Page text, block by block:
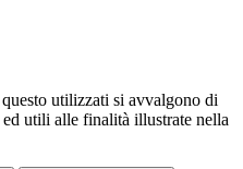
utilizzati si avvalgono di
utili alle finalità illustrate nella